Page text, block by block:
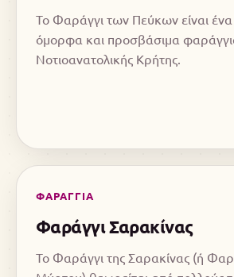
Το Φαράγγι των Πεύκων είναι
όμορφα και προσβάσιμα
Νοτιοανατολικής Κρήτης.
ΦΑΡΑΓΓΙΑ
Φαράγγι Σαρακίνας
Το Φαράγγι της Σαρακίνας (ή